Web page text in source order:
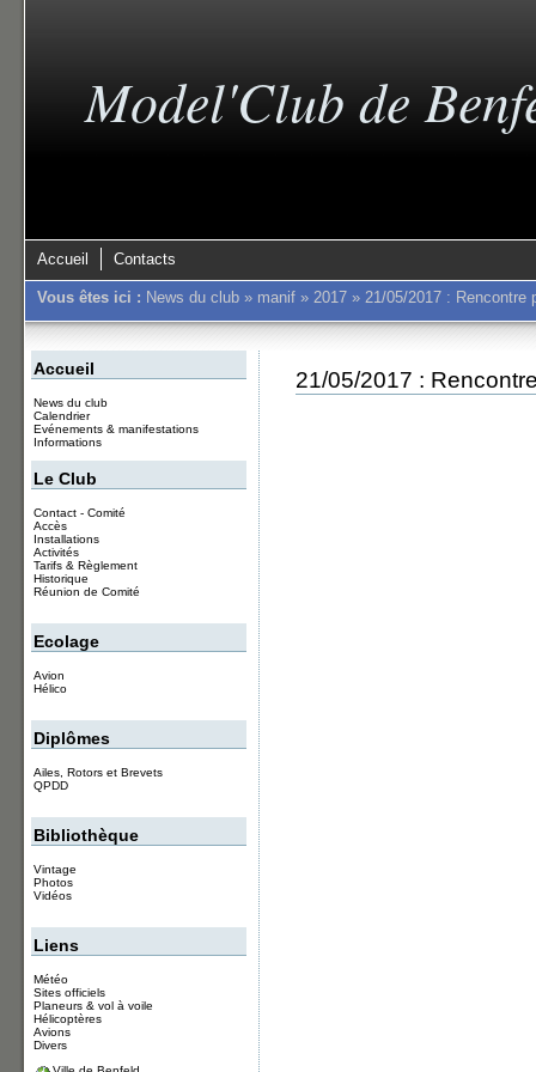
Model'Club de
Accueil Contacts
Vous êtes ici : News du club» manif» 2017» 21/05/2017 : Rencontre
21/05/2017 :
Accueil
News du club
Calendrier
Evénements & manifestations
Informations
Le Club
Contact - Comité
Accès
Installations
Activités
Tarifs & Règlement
Historique
Réunion de Comité
Ecolage
Avion
Hélico
Diplômes
Ailes, Rotors et Brevets
QPDD
Bibliothèque
Vintage
Photos
Vidéos
Liens
Météo
Sites officiels
Planeurs & vol à voile
Hélicoptères
Avions
Divers